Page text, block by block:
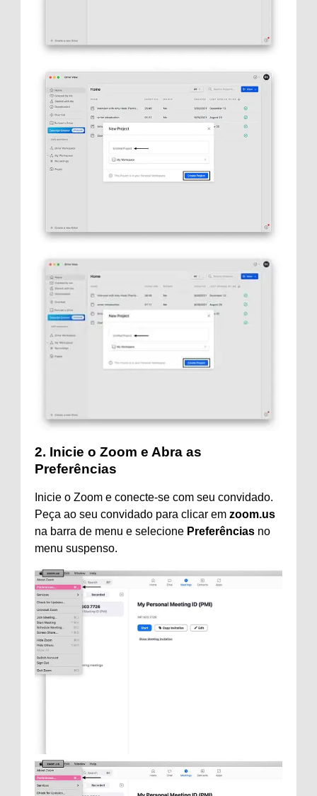
2. Inicie o Zoom e Abra as
Preferências
Inicie o Zoom e conecte-se com seu convidado.
Peça ao seu convidado para clicar em zoom.us
na barra de menu e selecione Preferências no
menu suspenso.